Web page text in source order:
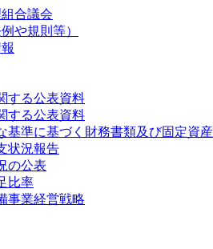
合議会
や規則等）
する公表資料
する公表資料
基準に基づく財務書類及び固定資
状況報告
の公表
比率
事業経営戦略